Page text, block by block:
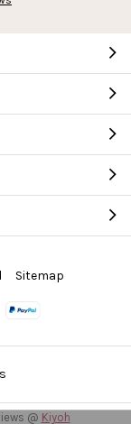
Sitemap
@ Kiyoh